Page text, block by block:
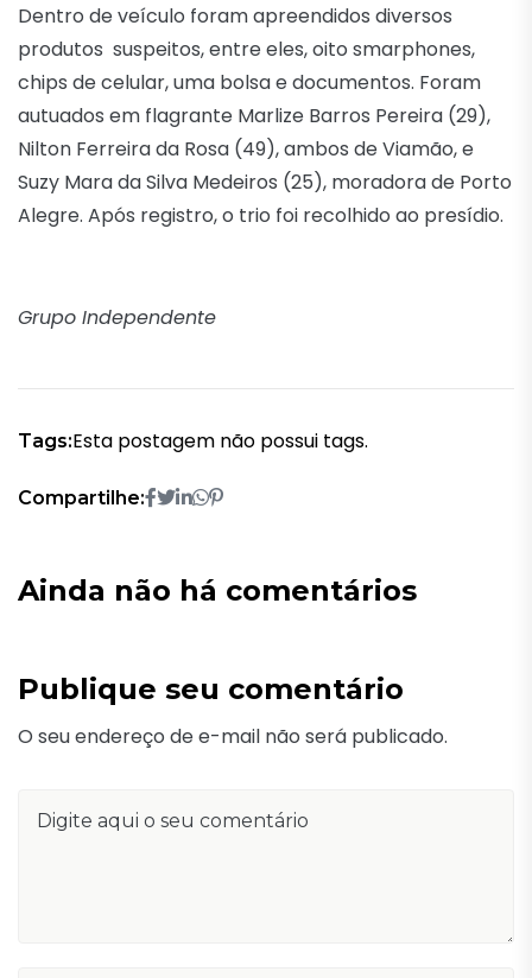
Dentro de veículo foram apreendidos diversos
produtos suspeitos, entre eles, oito smarphones,
chips de celular, uma bolsa e documentos. Foram
autuados em flagrante Marlize Barros Pereira (29),
Nilton Ferreira da Rosa (49), ambos de Viamão, e
Suzy Mara da Silva Medeiros (25), moradora de Porto
Alegre. Após registro, o trio foi recolhido ao presídio.
Grupo Independente
Tags:Esta postagem não possui tags.
Compartilhe:
Ainda não há comentários
Publique seu comentário
O seu endereço de e-mail não será publicado.